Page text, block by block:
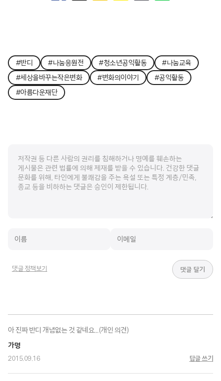
#반디 #나눔응원전 #청소년공익활동
#나눔교육
#세상을바꾸는작은변화
#변화의이야기
#공익활동
#아름다운재단
아 진짜 반디 개념없는 것 같네요…(개인 의견)
가명
2015.09.16 답글 쓰기
댓글 정책보기